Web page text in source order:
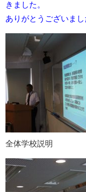
きました。
ありがとうございまし
全体学校説明